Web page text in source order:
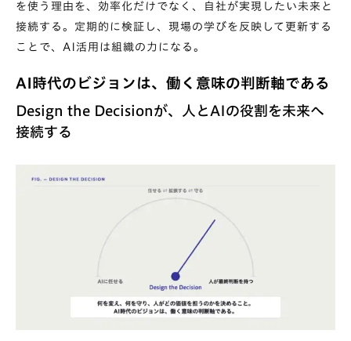
を使う理由を、効率化だけでなく、自社が実現したい未来と
接続する。定期的に検証し、現場の学びを反映して更新する
ことで、AI活用は組織の力になる。
AI時代のビジョンは、働く意味の判断軸である
Design the Decisionが、人とAIの役割を未来へ
接続する